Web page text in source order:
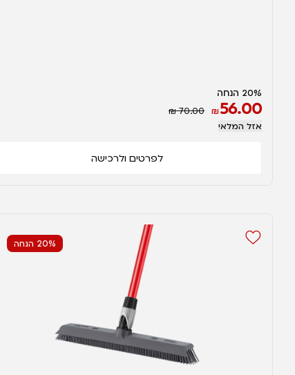
20% הנחה
₪56.00
₪ 70.00
אזל המלאי
לפרטים ולרכישה
20% הנחה